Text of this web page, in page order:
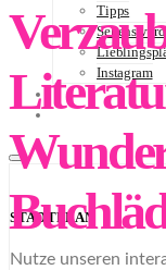
Tipps
Instagram
NEWSLETTER
STADTPLAN
Nutze unseren